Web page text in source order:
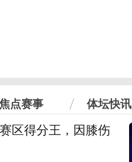
点赛事 体坛快讯
区得分王，因膝伤